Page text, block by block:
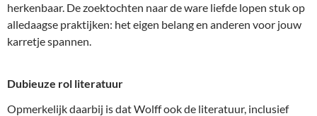
herkenbaar. De zoektochten naar de ware liefde lopen stuk op
alledaagse praktijken: het eigen belang en anderen voor jouw
karretje spannen.
Dubieuze rol literatuur
Opmerkelijk daarbij is dat Wolff ook de literatuur, inclusief